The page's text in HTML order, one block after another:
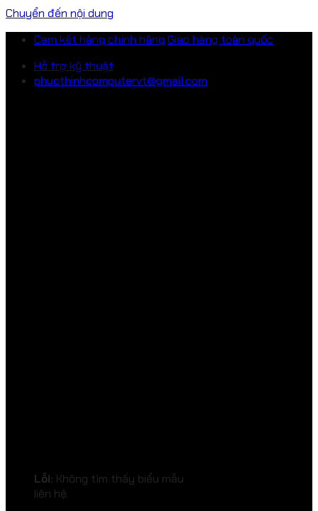
Chuyển đến nội dung
Cam kết hàng chính hãng Giao hàng toàn quốc
Hỗ trợ kỹ thuật
phucthinhcomputervt@gmail.com
Lỗi: Không tìm thấy biểu mẫu
liên hệ.